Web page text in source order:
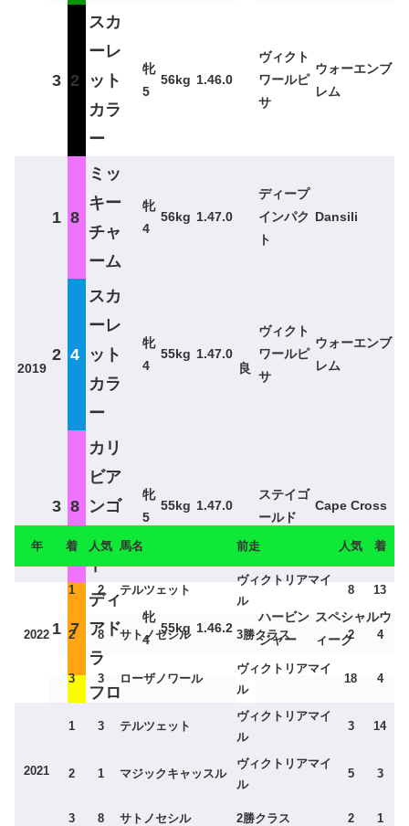
3 2
スカ
ーレ
ット
カラ
ー
牝
5
56kg 1.46.0
ヴィクト
ワールピ
サ
ウォーエンブ
レム
2019
1 8
ミッ
キー
チャ
ーム
牝
4
56kg 1.47.0
良
ディープ
インパク
ト
Dansili
2 4
スカ
ーレ
ット
カラ
ー
牝
4
55kg 1.47.0
ヴィクト
ワールピ
サ
ウォーエンブ
レム
3 8
カリ
ビア
ンゴ
ド
牝
5
55kg 1.47.0
ステイゴ
ールド
Cape Cross
2018
1 7
ディ
アド
ラ
牝
4
55kg 1.46.2
良
ハービン
ジャー
スペシャルウ
ィーク
フロ
ンテ
イー
ン
ン
レンス
クイーンステークス入賞馬と前走の人気・
着順一覧
年 着 人気 馬名 前走 人気 着
2022
1 2 テルツェット
ヴィクトリアマイ
ル
8 13
2 8 サトノセシル 3勝クラス 2 4
3 3 ローザノワール
ヴィクトリアマイ
ル
18 4
2021
1 3 テルツェット
ヴィクトリアマイ
ル
3 14
2 1 マジックキャッスル
ヴィクトリアマイ
ル
5 3
3 8 サトノセシル 2勝クラス 2 1